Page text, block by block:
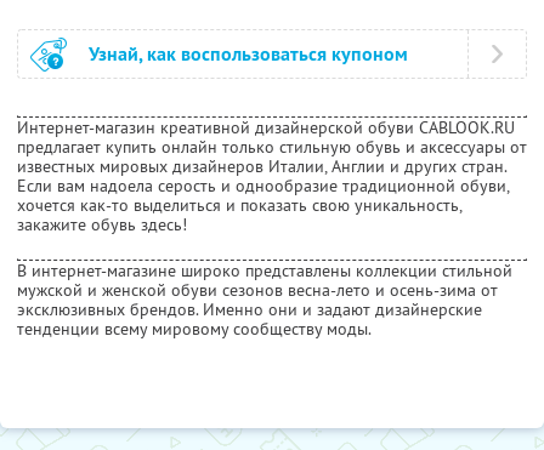
Узнай, как воспользоваться купоном
Интернет-магазин креативной дизайнерской обуви CABLOOK.RU
предлагает купить онлайн только стильную обувь и аксессуары от
известных мировых дизайнеров Италии, Англии и других стран.
Если вам надоела серость и однообразие традиционной обуви,
хочется как-то выделиться и показать свою уникальность,
закажите обувь здесь!
В интернет-магазине широко представлены коллекции стильной
мужской и женской обуви сезонов весна-лето и осень-зима от
эксклюзивных брендов. Именно они и задают дизайнерские
тенденции всему мировому сообществу моды.